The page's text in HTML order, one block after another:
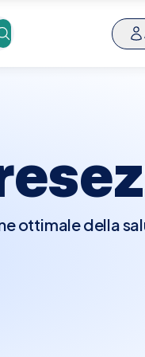
ottimale della
paziente,